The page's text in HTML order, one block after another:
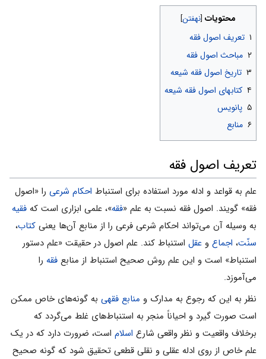
محتویات
۱ تعریف اصول فقه
۲ مباحث اصول فقه
۳ تاریخ اصول فقه شیعه
۴ کتابهای اصول فقه شیعه
۵ پانویس
۶ منابع
تعریف اصول فقه
علم به قواعد و ادله مورد استفاده براى استنباط احکام شرعی را «اصول
فقه» گویند. اصول فقه نسبت به علم «فقه»، علمى ابزارى است که فقیه
به وسیله آن مى‌تواند احکام شرعى فرعى را از منابع آن‌ها یعنى کتاب،
سنّت، اجماع و عقل استنباط کند. علم اصول در حقیقت «علم دستور
استنباط» است و این علم روش صحیح استنباط از منابع فقه را
مى‌آموزد.
نظر به این که رجوع به مدارک و منابع فقهی به گونه‌هاى خاص ممکن
است صورت گیرد و احیاناً منجر به استنباط‌هاى غلط مى‌گردد که
برخلاف واقعیت و نظر واقعى شارع اسلام است، ضرورت دارد که در یک
علم خاص از روى ادله عقلى و نقلى قطعى تحقیق شود که گونه صحیح